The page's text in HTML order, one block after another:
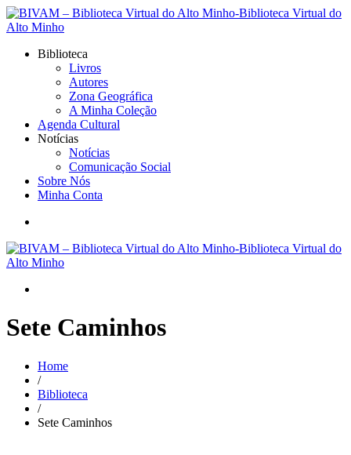
Biblioteca
Livros
Autores
Zona Geográfica
A Minha Coleção
Agenda Cultural
Notícias
Notícias
Comunicação Social
Sobre Nós
Minha Conta
Sete Caminhos
Home
/
Biblioteca
/
Sete Caminhos